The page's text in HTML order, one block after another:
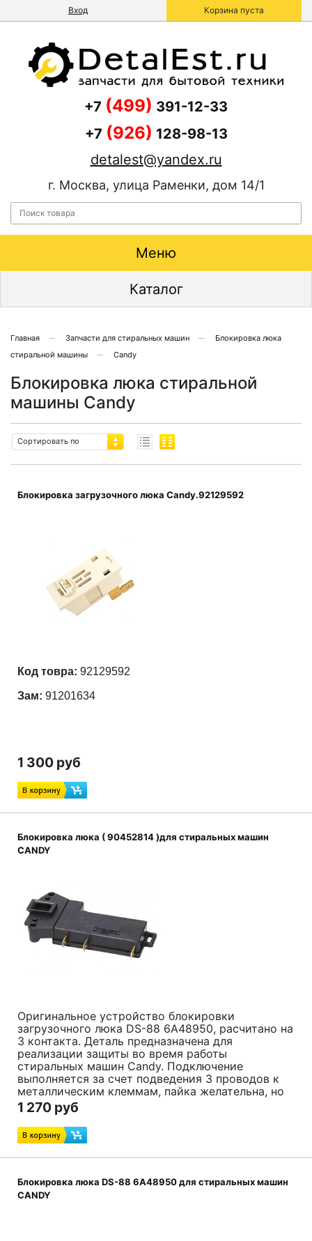
Вход Корзина пуста
+7 (499) 391-12-33
+7 (926) 128-98-13
detalest@yandex.ru
г. Москва, улица Раменки, дом 14/1
Меню
Каталог
Главная Запчасти для стиральных машин
Блокировка люка
стиральной машины
Candy
Блокировка люка стиральной
машины Candy
Сортировать по
Блокировка загрузочного люка Candy.92129592
Код товра: 92129592
Зам: 91201634
1 300 руб
Блокировка люка ( 90452814 )для стиральных машин
CANDY
Оригинальное устройство блокировки
загрузочного люка DS-88 6А48950, расчитано на
3 контакта. Деталь предназначена для
реализации защиты во время работы
стиральных машин Candy. Подключение
выполняется за счет подведения 3 проводов к
металлическим клеммам, пайка желательна, но
не обязательна: может быть достаточно лишь
выполнить плотную скрутку, после чего
использовать термоусадку.
1 270 руб
Блокировка люка DS-88 6А48950 для стиральных машин
CANDY